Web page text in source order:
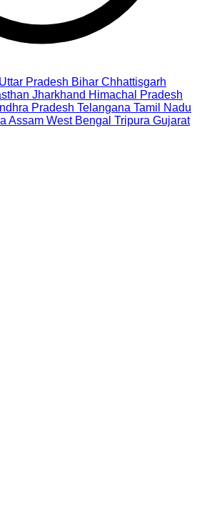
Uttar Pradesh Bihar Chhattisgarh
Jharkhand Himachal Pradesh
Pradesh Telangana Tamil Nadu
Assam West Bengal Tripura Gujarat